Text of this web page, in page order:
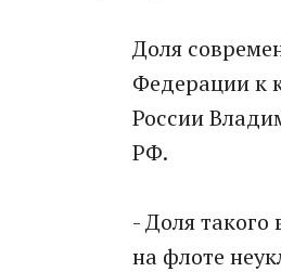
Доля
Федерации к
России
РФ.
- Доля такого
на флоте